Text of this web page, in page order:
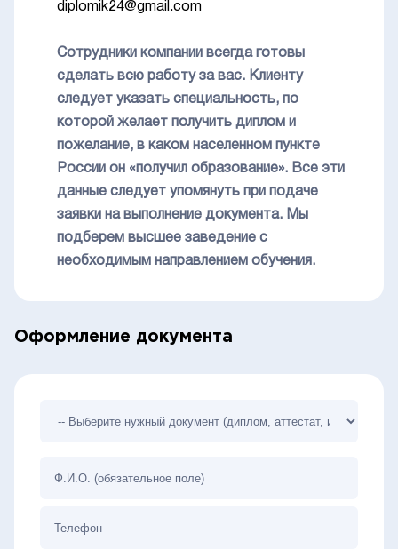
diplomik24@gmail.com
Сотрудники компании всегда готовы
сделать всю работу за вас. Клиенту
следует указать специальность, по
которой желает получить диплом и
пожелание, в каком населенном пункте
России он «получил образование». Все эти
данные следует упомянуть при подаче
заявки на выполнение документа. Мы
подберем высшее заведение с
необходимым направлением обучения.
Оформление документа